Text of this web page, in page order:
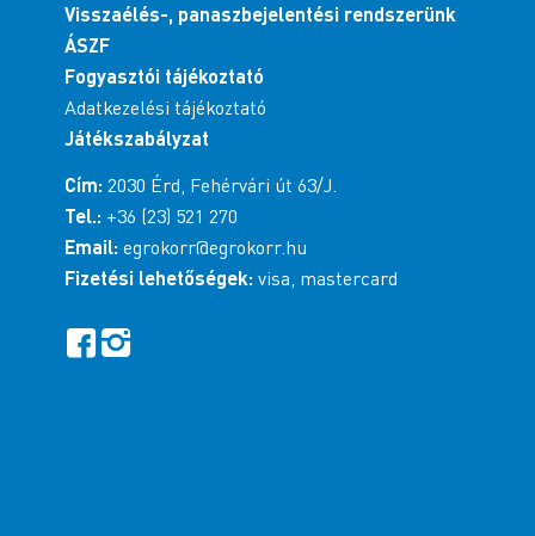
Visszaélés-, panaszbejelentési rendszerünk
ÁSZF
Fogyasztói tájékoztató
Adatkezelési tájékoztató
Játékszabályzat
Cím: 2030 Érd, Fehérvári út 63/J.
Tel.: +36 (23) 521 270
Email: egrokorr@egrokorr.hu
Fizetési lehetőségek: visa, mastercard